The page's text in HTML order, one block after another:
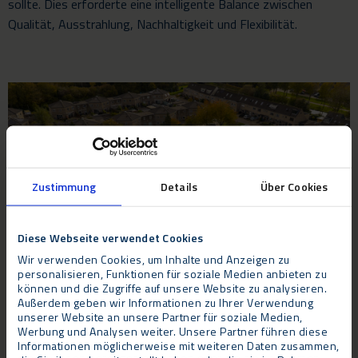
Zustimmung Details Über Cookies
Diese Webseite verwendet Cookies
Wir verwenden Cookies, um Inhalte und Anzeigen zu
personalisieren, Funktionen für soziale Medien anbieten zu
können und die Zugriffe auf unsere Website zu analysieren.
Außerdem geben wir Informationen zu Ihrer Verwendung
unserer Website an unsere Partner für soziale Medien,
Werbung und Analysen weiter. Unsere Partner führen diese
Informationen möglicherweise mit weiteren Daten zusammen,
sollte. Dies erforderte eine intelligente Balance zwischen
Qualität, Ausstrahlung, Nachhaltigkeit und Flexibilität.
VIDEO